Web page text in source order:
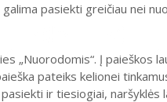
pasiekti greičiau nei
„Nuorodomis“. Į paieškos
pateiks kelionei
ir tiesiogiai, naršyklės